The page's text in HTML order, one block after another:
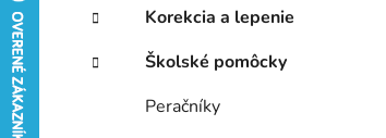
l
Korekcia a lepenie
Školské pomôcky
Peračníky